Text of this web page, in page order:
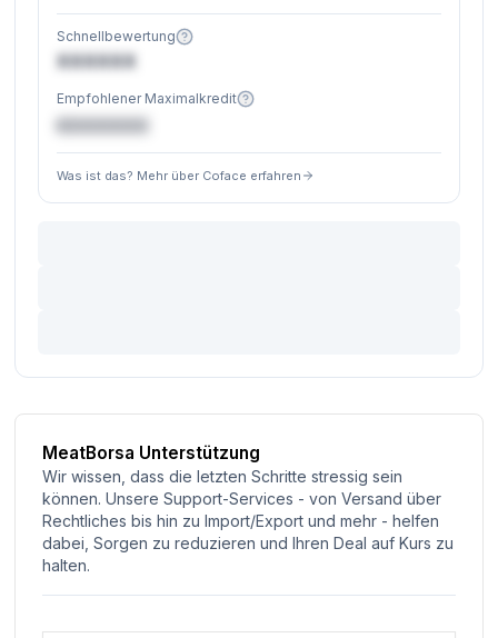
Schnellbewertung
XXXXXX
Empfohlener Maximalkredit
€XXXXXX
Was ist das? Mehr über Coface erfahren
MeatBorsa Unterstützung
Wir wissen, dass die letzten Schritte stressig sein
können. Unsere Support-Services - von Versand über
Rechtliches bis hin zu Import/Export und mehr - helfen
dabei, Sorgen zu reduzieren und Ihren Deal auf Kurs zu
halten.